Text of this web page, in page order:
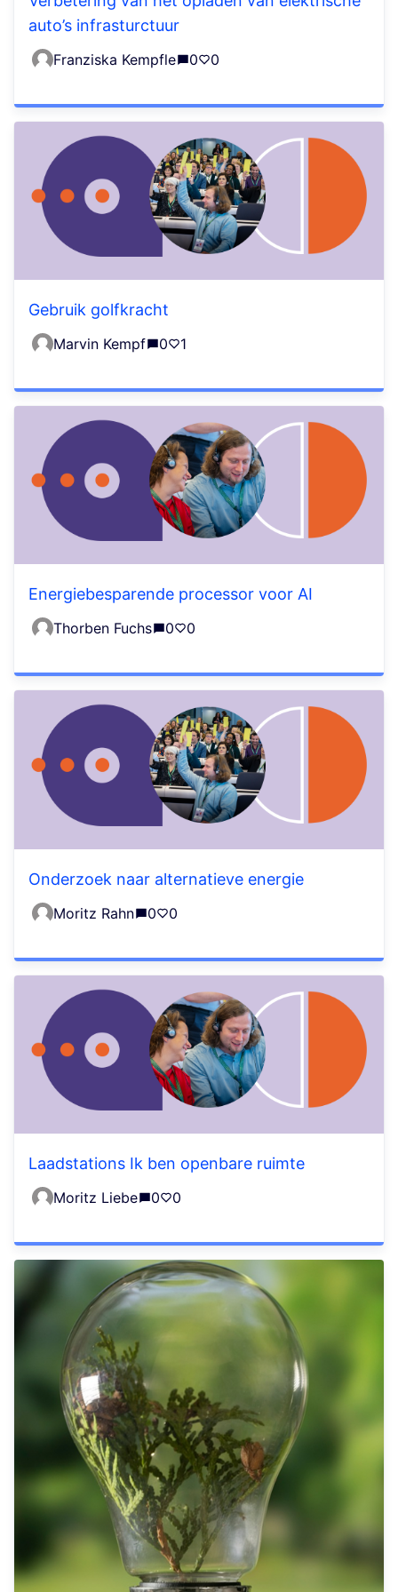
auto’s infrasturctuur
Franziska Kempfle 0 0
Gebruik golfkracht
Marvin Kempf 0 1
Energiebesparende processor voor AI
Thorben Fuchs 0 0
Onderzoek naar alternatieve energie
Moritz Rahn 0 0
Laadstations Ik ben openbare ruimte
Moritz Liebe 0 0